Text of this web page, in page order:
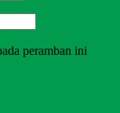
peramban ini